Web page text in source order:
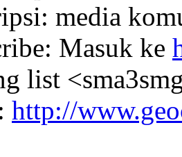
media
Masuk ke
list
http://